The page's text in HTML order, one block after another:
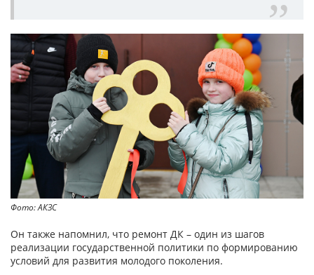
Фото: АКЗС
Он также напомнил, что ремонт ДК – один из шагов
реализации государственной политики по формированию
условий для развития молодого поколения.